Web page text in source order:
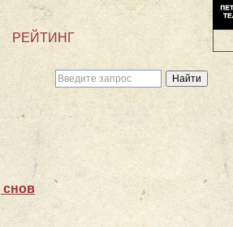
РЕЙТИНГ
снов